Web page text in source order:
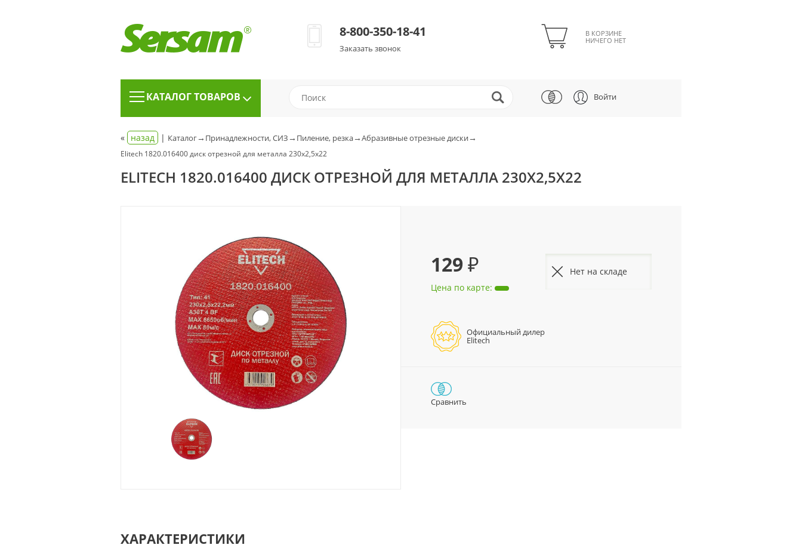
8-800-350-18-41
Заказать звонок
В КОРЗИНЕ
НИЧЕГО НЕТ
КАТАЛОГ ТОВАРОВ Войти
« назад | Каталог→ Принадлежности, СИЗ→ Пиление, резка→Абразивные отрезные диски→
Elitech 1820.016400 диск отрезной для металла 230х2,5х22
ELITECH 1820.016400 ДИСК ОТРЕЗНОЙ ДЛЯ МЕТАЛЛА 230Х2,5Х22
129 ₽
Цена по карте:
Нет на складе
Официальный дилер
Elitech
Сравнить
ХАРАКТЕРИСТИКИ